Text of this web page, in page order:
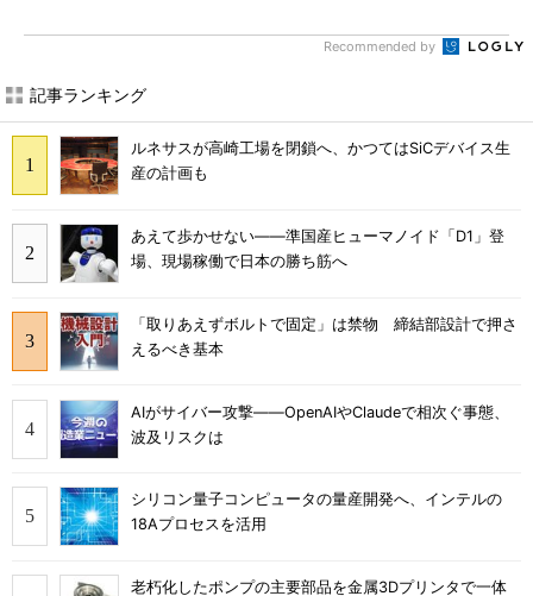
Recommended by
記事ランキング
ルネサスが高崎工場を閉鎖へ、かつてはSiCデバイス生
産の計画も
あえて歩かせない――準国産ヒューマノイド「D1」登
場、現場稼働で日本の勝ち筋へ
「取りあえずボルトで固定」は禁物 締結部設計で押さ
えるべき基本
AIがサイバー攻撃――OpenAIやClaudeで相次ぐ事態、
波及リスクは
シリコン量子コンピュータの量産開発へ、インテルの
18Aプロセスを活用
老朽化したポンプの主要部品を金属3Dプリンタで一体